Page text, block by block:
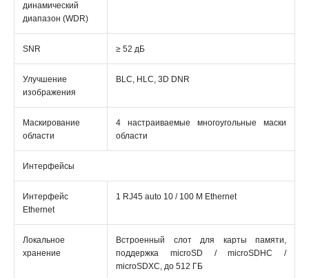
динамический
диапазон (WDR)
SNR ≥ 52 дБ
Улучшение
изображения
BLC, HLC, 3D DNR
Маскирование
области
4 настраиваемые многоугольные маски
области
Интерфейсы
Интерфейс
Ethernet
1 RJ45 auto 10 / 100 М Ethernet
Локальное
хранение
Встроенный слот для карты памяти,
поддержка microSD / microSDHC /
microSDXC, до 512 ГБ